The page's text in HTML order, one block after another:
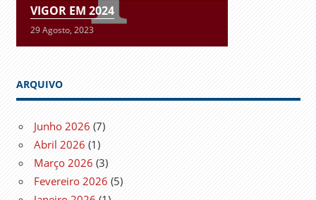
VIGOR EM 2024
29 Agosto, 2023
ARQUIVO
Junho 2026 (7)
Abril 2026 (1)
Março 2026 (3)
Fevereiro 2026 (5)